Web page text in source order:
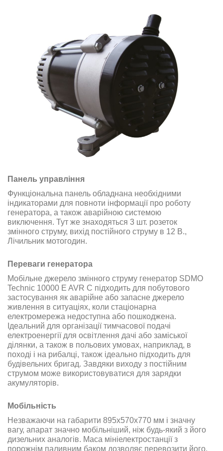
Панель управління
Функціональна панель обладнана необхідними
індикаторами для повноти інформації про роботу
генератора, а також аварійною системою
виключення. Тут же знаходяться 3 шт. розеток
змінного струму, вихід постійного струму в 12 В.,
Лічильник мотогодин.
Переваги генератора
Мобільне джерело змінного струму генератор SDMO
Technic 10000 E AVR C підходить для побутового
застосування як аварійне або запасне джерело
живлення в ситуаціях, коли стаціонарна
електромережа недоступна або пошкоджена.
Ідеальний для організації тимчасової подачі
електроенергії для освітлення дачі або заміської
ділянки, а також в польових умовах, наприклад, в
поході і на рибалці, також ідеально підходить для
будівельних бригад. Завдяки виходу з постійним
струмом може використовуватися для зарядки
акумуляторів.
Мобільність
Незважаючи на габарити 895х570х770 мм і значну
вагу, апарат значно мобільніший, ніж будь-який з його
дизельних аналогів. Маса мініелектростанції з
порожнім паливним баком дозволяє перевозити його.